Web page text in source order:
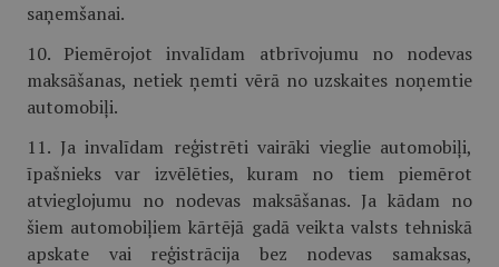
saņemšanai.
10. Piemērojot invalīdam atbrīvojumu no nodevas
maksāšanas, netiek ņemti vērā no uzskaites noņemtie
automobiļi.
11. Ja invalīdam reģistrēti vairāki vieglie automobiļi,
īpašnieks var izvēlēties, kuram no tiem piemērot
atvieglojumu no nodevas maksāšanas. Ja kādam no
šiem automobiļiem kārtējā gadā veikta valsts tehniskā
apskate vai reģistrācija bez nodevas samaksas,